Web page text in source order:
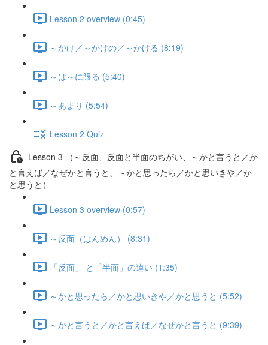
Lesson 2 overview (0:45)
～かけ／～かけの／～かける (8:19)
～は～に限る (5:40)
～あまり (5:54)
Lesson 2 Quiz
Lesson 3 （～反面、反面と半面のちがい、～かと言うと／か
と言えば／なぜかと言うと、～かと思ったら／かと思いきや／か
と思うと）
Lesson 3 overview (0:57)
～反面（はんめん） (8:31)
「反面」 と「半面」の違い (1:35)
～かと思ったら／かと思いきや／かと思うと (5:52)
～かと言うと／かと言えば／なぜかと言うと (9:39)